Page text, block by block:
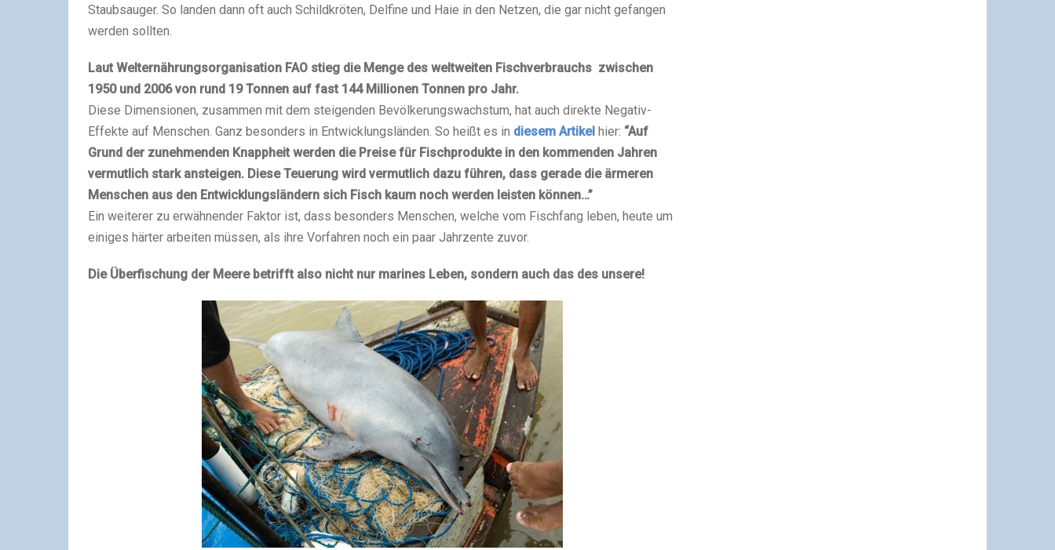
Staubsauger. So landen dann oft auch Schildkröten, Delfine und Haie in den Netzen, die gar nicht gefangen
werden sollten.
Laut Welternährungsorganisation FAO stieg die Menge des weltweiten Fischverbrauchs zwischen
1950 und 2006 von rund 19 Tonnen auf fast 144 Millionen Tonnen pro Jahr.
Diese Dimensionen, zusammen mit dem steigenden Bevölkerungswachstum, hat auch direkte Negativ-
Effekte auf Menschen. Ganz besonders in Entwicklungsländen. So heißt es in diesem Artikel hier: “Auf
Grund der zunehmenden Knappheit werden die Preise für Fischprodukte in den kommenden Jahren
vermutlich stark ansteigen. Diese Teuerung wird vermutlich dazu führen, dass gerade die ärmeren
Menschen aus den Entwicklungsländern sich Fisch kaum noch werden leisten können…”
Ein weiterer zu erwähnender Faktor ist, dass besonders Menschen, welche vom Fischfang leben, heute um
einiges härter arbeiten müssen, als ihre Vorfahren noch ein paar Jahrzente zuvor.
Die Überfischung der Meere betrifft also nicht nur marines Leben, sondern auch das des unsere!